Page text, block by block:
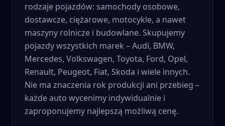
rodzaje pojazdów: samochody osobowe,
dostawcze, ciężarowe, motocykle, a nawet
maszyny rolnicze i budowlane. Skupujemy
pojazdy wszystkich marek – Audi, BMW,
Mercedes, Volkswagen, Toyota, Ford, Opel,
Renault, Peugeot, Fiat, Skoda i wiele innych.
Nie ma znaczenia rok produkcji ani przebieg –
każde auto wycenimy indywidualnie i
zaproponujemy najlepszą możliwą cenę.